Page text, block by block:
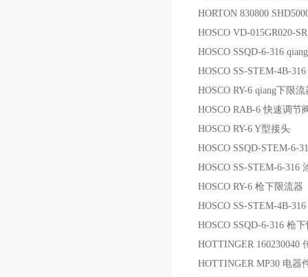
HORTON 830800
HOSCO VD-015GR020-
HOSCO SSQD-6-316
HOSCO SS-STEM-4B-
HOSCO RY-6 qiang下限流
HOSCO RAB-6 快速调节
HOSCO RY-6 Y型接头
HOSCO SSQD-STEM-6-
HOSCO SS-STEM-6-316
HOSCO RY-6 枪下限流器
HOSCO SS-STEM-4B-
HOSCO SSQD-6-316 枪
HOTTINGER 160230040
HOTTINGER MP30 电器